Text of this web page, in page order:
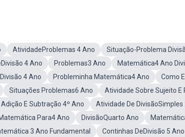
AtividadeProblemas 4 Ano Situação-Problema
4 Ano
Problemas3 Ano Matemática4 Ano
4 Ano
Probleminha Matemática4 Ano Como
Situações Problemas6 Ano Atividade Sobre Sujeito E
E Subtração 4º Ano
Atividade De DivisãoSimples
Para4 Ano
DivisãoQuarto Ano
3 Ano Fundamental
Continhas DeDivisão 5 Ano